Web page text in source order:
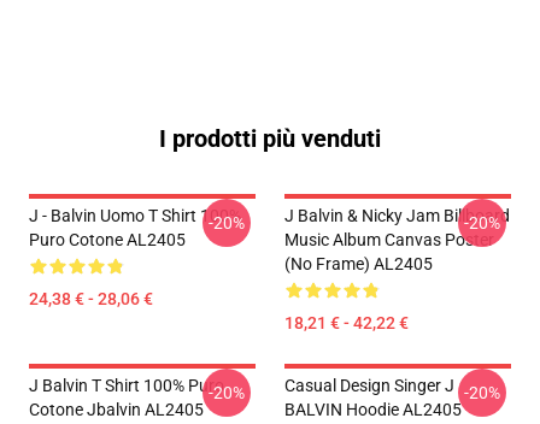
I prodotti più venduti
J - Balvin Uomo T Shirt 100%
Puro Cotone AL2405
24,38 € - 28,06 €
-20%
J Balvin & Nicky Jam Billboard
Music Album Canvas Poster
(No Frame) AL2405
18,21 € - 42,22 €
-20%
J Balvin T Shirt 100% Puro
Cotone Jbalvin AL2405
-20%
Casual Design Singer J
BALVIN Hoodie AL2405
-20%